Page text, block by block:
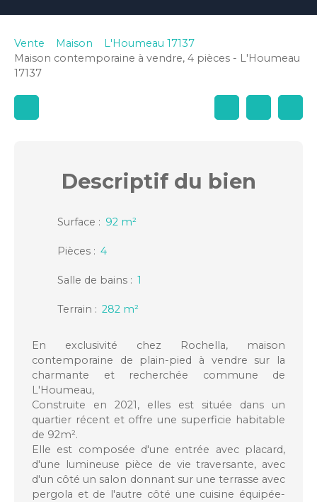
Vente Maison
L'Houmeau 17137
Maison contemporaine à vendre, 4 pièces - L'Houmeau
17137
Descriptifdu bien
Surface : 92 m²
Pièces : 4
Salle de bains : 1
Terrain : 282 m²
En exclusivité chez Rochella, maison
contemporaine de plain-pied à vendre sur la
charmante et recherchée commune de
L'Houmeau,
Construite en 2021, elles est située dans un
quartier récent et offre une superficie habitable
de 92m².
Elle est composée d'une entrée avec placard,
d'une lumineuse pièce de vie traversante, avec
d'un côté un salon donnant sur une terrasse avec
pergola et de l'autre côté une cuisine équipée-